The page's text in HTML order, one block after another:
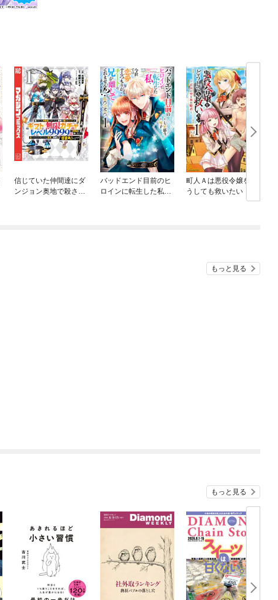
信じていた仲間達にダ
ンジョン奥地で殺され
バッドエンド目前のヒ
ロインに転生した私、
町人Ａは悪役令嬢をど
うしても救いたい ～
どぶと空と氷の姫君～
もっと見る
もっと見る